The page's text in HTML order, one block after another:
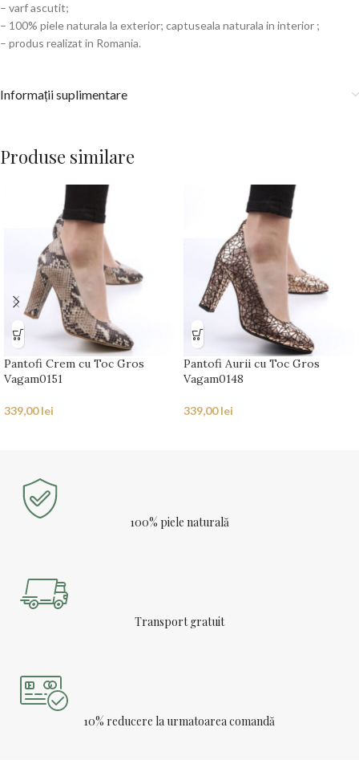
– varf ascutit;
– 100% piele naturala la exterior; captuseala naturala in interior ;
– produs realizat in Romania.
Informații suplimentare
Produse similare
Pantofi Crem cu Toc Gros
Vagam0151
339,00lei
Pantofi Aurii cu Toc Gros
Vagam0148
339,00lei
100% piele naturală
Transport gratuit
10% reducere la urmatoarea comandă